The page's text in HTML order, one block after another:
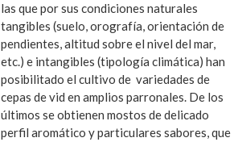
las que por sus condiciones naturales
tangibles (suelo, orografía, orientación de
pendientes, altitud sobre el nivel del mar,
etc.) e intangibles (tipología climática) han
posibilitado el cultivo de variedades de
cepas de vid en amplios parronales. De los
últimos se obtienen mostos de delicado
perfil aromático y particulares sabores, que